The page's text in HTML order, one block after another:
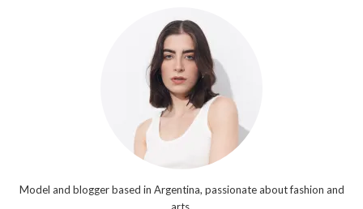
Model and blogger based in Argentina, passionate about fashion and